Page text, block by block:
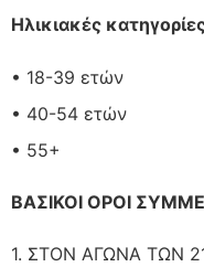
Ηλικιακές
• 18-39 ετών
• 40-54 ετών
• 55+
ΒΑΣΙΚΟΙ ΟΡΟΙ
1. ΣΤΟΝ ΑΓΩΝΑ ΤΩΝ